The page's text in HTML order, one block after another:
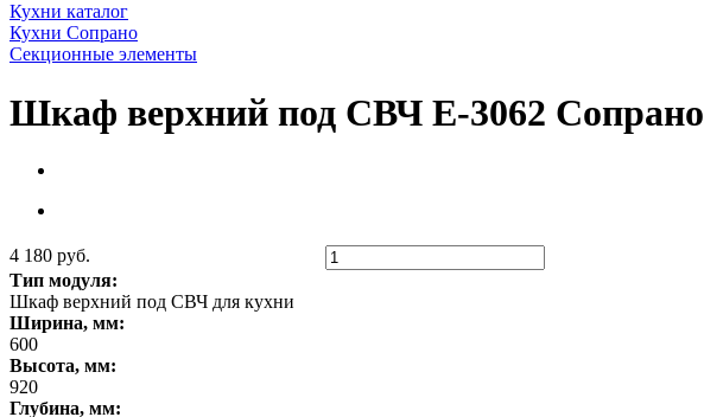
Кухни каталог
Кухни Сопрано
Секционные элементы
Шкаф верхний под СВЧ Е-3062 Сопрано
4 180 руб.
Тип модуля:
Шкаф верхний под СВЧ для кухни
Ширина, мм:
600
Высота, мм:
920
Глубина, мм: